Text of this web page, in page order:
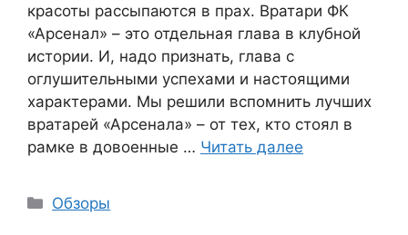
красоты рассыпаются в прах. Вратари ФК
«Арсенал» – это отдельная глава в клубной
истории. И, надо признать, глава с
оглушительными успехами и настоящими
характерами. Мы решили вспомнить лучших
вратарей «Арсенала» – от тех, кто стоял в
рамке в довоенные … Читать далее
Рубрики
Обзоры